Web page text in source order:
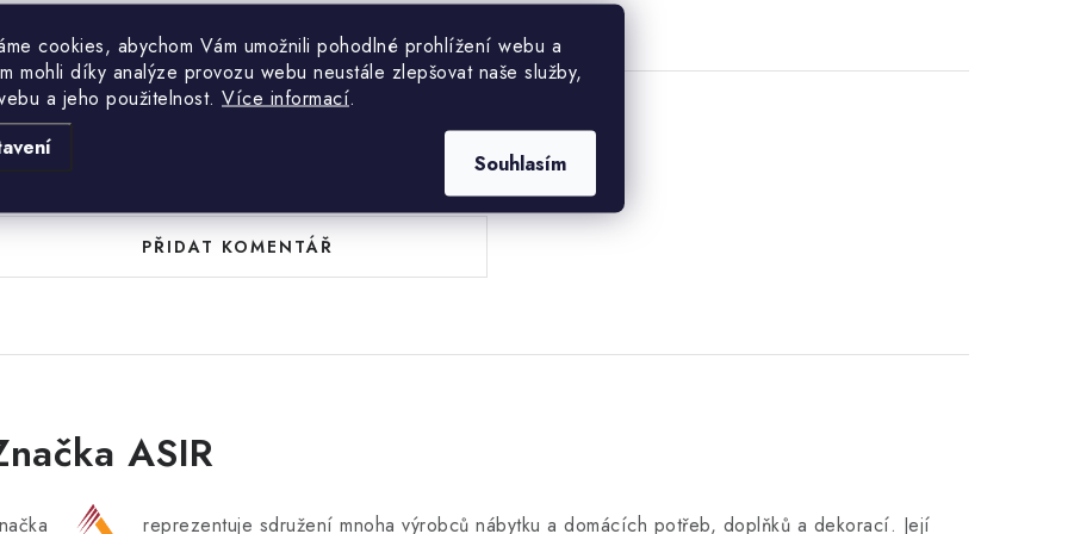
cookies, abychom Vám umožnili pohodlné prohlížení webu a
mohli díky analýze provozu webu neustále zlepšovat naše služby,
a jeho použitelnost. Více informací.
Souhlasím
první, kdo napíše příspěvek k této položce.
PŘIDAT KOMENTÁŘ
ASIR
reprezentuje sdružení mnoha výrobců nábytku a domácích potřeb, doplňků a dekorací. Její